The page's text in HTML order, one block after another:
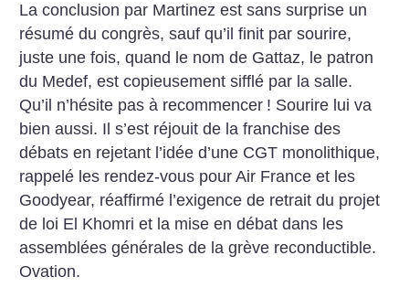
La conclusion par Martinez est sans surprise un
résumé du congrès, sauf qu’il finit par sourire,
juste une fois, quand le nom de Gattaz, le patron
du Medef, est copieusement sifflé par la salle.
Qu’il n’hésite pas à recommencer ! Sourire lui va
bien aussi. Il s’est réjouit de la franchise des
débats en rejetant l’idée d’une CGT monolithique,
rappelé les rendez-vous pour Air France et les
Goodyear, réaffirmé l’exigence de retrait du projet
de loi El Khomri et la mise en débat dans les
assemblées générales de la grève reconductible.
Ovation.